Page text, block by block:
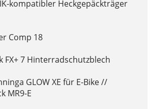
kompatibler Heckgepäckträger
Comp 18
FX+ 7 Hinterradschutzblech
GLOW XE für E-Bike //
MR9-E